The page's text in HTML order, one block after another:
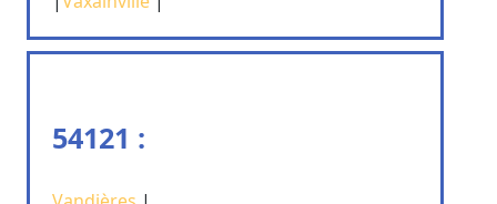
54121 :